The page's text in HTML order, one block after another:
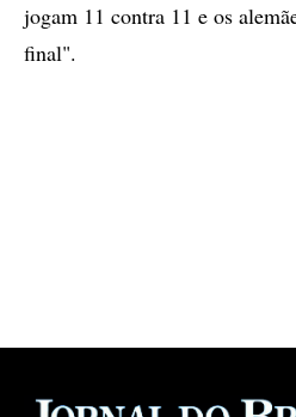
jogam 11 contra 11 e os
final".